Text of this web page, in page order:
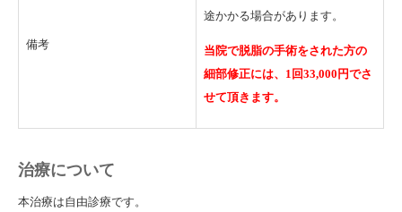
備考
途かかる場合があります。
当院で脱脂の手術をされた方の
細部修正には、1回33,000円でさ
せて頂きます。
治療について
本治療は自由診療です。